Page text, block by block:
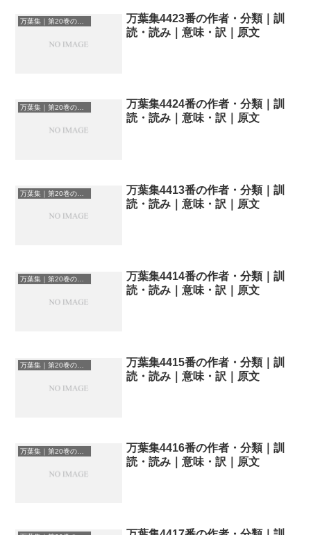
万葉集｜第20巻の和歌一覧
万葉集4423番の作者・分類｜訓
読・読み｜意味・訳｜原文
万葉集｜第20巻の和歌一覧
万葉集4424番の作者・分類｜訓
読・読み｜意味・訳｜原文
万葉集｜第20巻の和歌一覧
万葉集4413番の作者・分類｜訓
読・読み｜意味・訳｜原文
万葉集｜第20巻の和歌一覧
万葉集4414番の作者・分類｜訓
読・読み｜意味・訳｜原文
万葉集｜第20巻の和歌一覧
万葉集4415番の作者・分類｜訓
読・読み｜意味・訳｜原文
万葉集｜第20巻の和歌一覧
万葉集4416番の作者・分類｜訓
読・読み｜意味・訳｜原文